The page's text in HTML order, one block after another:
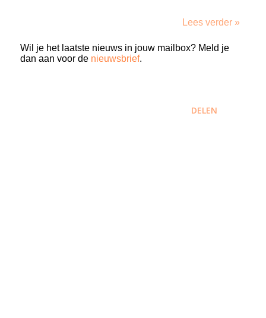
Lees verder »
Wil je het laatste nieuws in jouw mailbox? Meld je
dan aan voor de nieuwsbrief.
DELEN